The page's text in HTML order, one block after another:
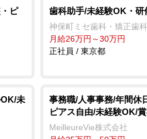
ピ 歯科助手/未経験OK・研
神保町ミセ歯科・矯正歯科
月給26万円～30万円
正社員 / 東京都
未
事務職/人事事務/年間休
ピアス自由/未経験OK/
MeilleureVie株式会社